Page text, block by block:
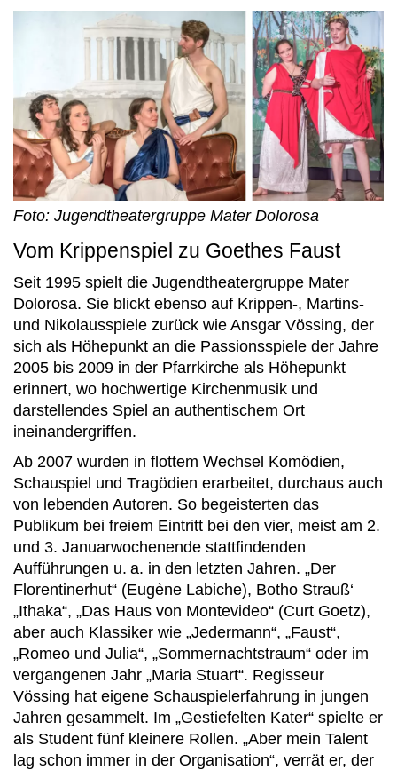
Foto: Jugendtheatergruppe Mater Dolorosa
Vom Krippenspiel zu Goethes Faust
Seit 1995 spielt die Jugendtheatergruppe Mater
Dolorosa. Sie blickt ebenso auf Krippen-, Martins-
und Nikolausspiele zurück wie Ansgar Vössing, der
sich als Höhepunkt an die Passionsspiele der Jahre
2005 bis 2009 in der Pfarrkirche als Höhepunkt
erinnert, wo hochwertige Kirchenmusik und
darstellendes Spiel an authentischem Ort
ineinandergriffen.
Ab 2007 wurden in flottem Wechsel Komödien,
Schauspiel und Tragödien erarbeitet, durchaus auch
von lebenden Autoren. So begeisterten das
Publikum bei freiem Eintritt bei den vier, meist am 2.
und 3. Januarwochenende stattfindenden
Aufführungen u. a. in den letzten Jahren. „Der
Florentinerhut“ (Eugène Labiche), Botho Strauß‘
„Ithaka“, „Das Haus von Montevideo“ (Curt Goetz),
aber auch Klassiker wie „Jedermann“, „Faust“,
„Romeo und Julia“, „Sommernachtstraum“ oder im
vergangenen Jahr „Maria Stuart“. Regisseur
Vössing hat eigene Schauspielerfahrung in jungen
Jahren gesammelt. Im „Gestiefelten Kater“ spielte er
als Student fünf kleinere Rollen. „Aber mein Talent
lag schon immer in der Organisation“, verrät er, der